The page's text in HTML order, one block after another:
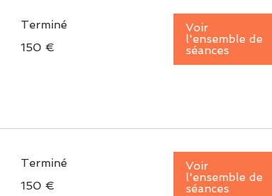
Terminé
euros
150 €
Voir
l'ensemble de
séances
Terminé
euros
150 €
Voir
l'ensemble de
séances